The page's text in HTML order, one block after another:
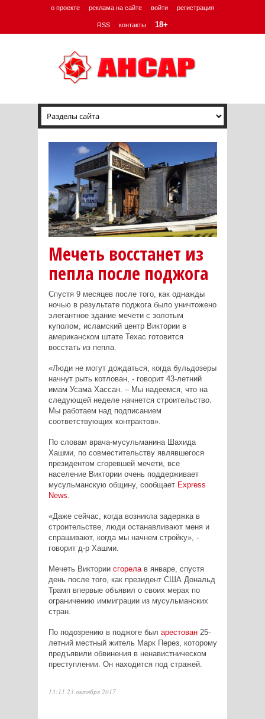
о проекте реклама на сайте войти регистрация
RSS контакты 18+
Мечеть восстанет из
пепла после поджога
Спустя 9 месяцев после того, как однажды
ночью в результате поджога было уничтожено
элегантное здание мечети с золотым
куполом, исламский центр Виктории в
американском штате Техас готовится
восстать из пепла.
«Люди не могут дождаться, когда бульдозеры
начнут рыть котлован, - говорит 43-летний
имам Усама Хассан. – Мы надеемся, что на
следующей неделе начнется строительство.
Мы работаем над подписанием
соответствующих контрактов».
По словам врача-мусульманина Шахида
Хашми, по совместительству являвшегося
президентом сгоревшей мечети, все
население Виктории очень поддерживает
мусульманскую общину, сообщает Express
News
«Даже сейчас, когда возникла задержка в
строительстве, люди останавливают меня и
спрашивают, когда мы начнем стройку», -
говорит д-р Хашми.
Мечеть Виктории сгорелав январе, спустя
день после того, как президент США Дональд
Трамп впервые объявил о своих мерах по
ограничению иммиграции из мусульманских
стран.
По подозрению в поджоге был арестован25-
летний местный житель Марк Перез, которому
предъявили обвинения в ненавистническом
преступлении. Он находится под стражей.
13:11 23 октября 2017